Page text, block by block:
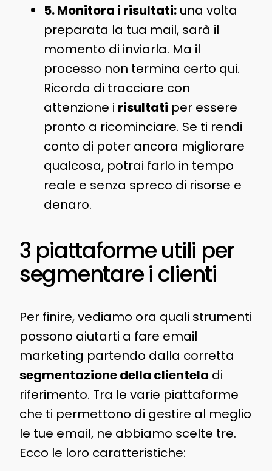
5. Monitora i risultati:una volta
preparata la tua mail, sarà il
momento di inviarla. Ma il
processo non termina certo qui.
Ricorda di tracciare con
attenzione i risultati per essere
pronto a ricominciare. Se ti rendi
conto di poter ancora migliorare
qualcosa, potrai farlo in tempo
reale e senza spreco di risorse e
denaro.
3 piattaforme utili per
segmentare i clienti
Per finire, vediamo ora quali strumenti
possono aiutarti a fare email
marketing partendo dalla corretta
segmentazione della clientela di
riferimento. Tra le varie piattaforme
che ti permettono di gestire al meglio
le tue email, ne abbiamo scelte tre.
Ecco le loro caratteristiche: